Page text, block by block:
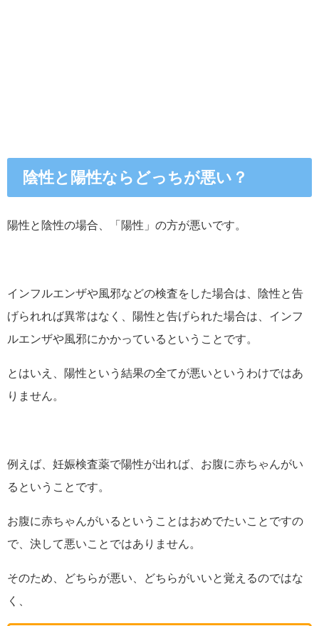
陰性と陽性ならどっちが悪い？
陽性と陰性の場合、「陽性」の方が悪いです。
インフルエンザや風邪などの検査をした場合は、陰性と告
げられれば異常はなく、陽性と告げられた場合は、インフ
ルエンザや風邪にかかっているということです。
とはいえ、陽性という結果の全てが悪いというわけではあ
りません。
例えば、妊娠検査薬で陽性が出れば、お腹に赤ちゃんがい
るということです。
お腹に赤ちゃんがいるということはおめでたいことですの
で、決して悪いことではありません。
そのため、どちらが悪い、どちらがいいと覚えるのではな
く、